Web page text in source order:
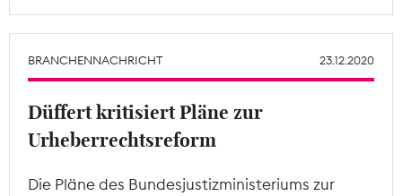
BRANCHENNACHRICHT 23.12.2020
Düffert kritisiert Pläne zur
Urheberrechtsreform
Die Pläne des Bundesjustizministeriums zur